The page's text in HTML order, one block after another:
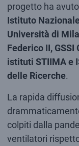
progetto ha
Istituto
Università di
Federico II,
istituti STIIMA e
delle Ricerche.
La rapida
colpiti dalla
ventilatori